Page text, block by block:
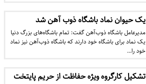
یک حیوان نماد باشگاه ذوب آهن شد
مدیرعامل باشگاه ذوب‌آهن گفت: تمام باشگاه‌های بزرگ دنیا
یک نماد برای باشگاه خود دارند که باشگاه ذوب‌آهن نیز نماد
خود را…
تشکیل کارگروه ویژه حفاظت از حریم پایتخت